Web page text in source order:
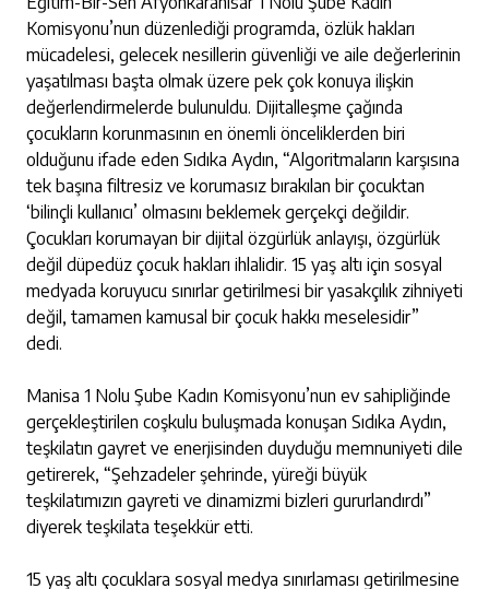
Komisyonu’nun düzenlediği programda, özlük hakları
mücadelesi, gelecek nesillerin güvenliği ve aile değerlerinin
yaşatılması başta olmak üzere pek çok konuya ilişkin
değerlendirmelerde bulunuldu. Dijitalleşme çağında
çocukların korunmasının en önemli önceliklerden biri
olduğunu ifade eden Sıdıka Aydın, “Algoritmaların karşısına
tek başına filtresiz ve korumasız bırakılan bir çocuktan
‘bilinçli kullanıcı’ olmasını beklemek gerçekçi değildir.
Çocukları korumayan bir dijital özgürlük anlayışı, özgürlük
değil düpedüz çocuk hakları ihlalidir. 15 yaş altı için sosyal
medyada koruyucu sınırlar getirilmesi bir yasakçılık zihniyeti
değil, tamamen kamusal bir çocuk hakkı meselesidir”
dedi.
Manisa 1 Nolu Şube Kadın Komisyonu’nun ev sahipliğinde
gerçekleştirilen coşkulu buluşmada konuşan Sıdıka Aydın,
teşkilatın gayret ve enerjisinden duyduğu memnuniyeti dile
getirerek, “Şehzadeler şehrinde, yüreği büyük
teşkilatımızın gayreti ve dinamizmi bizleri gururlandırdı”
diyerek teşkilata teşekkür etti.
15 yaş altı çocuklara sosyal medya sınırlaması getirilmesine